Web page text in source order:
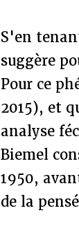
S'en
suggère
Pour ce
2015), et
analyse
Biemel
1950,
de la